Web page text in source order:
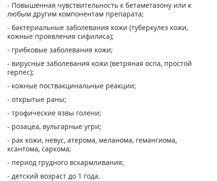
- Повышенная чувствительность к бетаметазону или к
любым другим компонентам препарата;
- бактериальные заболевания кожи (туберкулез кожи,
кожные проявления сифилиса);
- грибковые заболевания кожи;
- вирусные заболевания кожи (ветряная оспа, простой
герпес);
- кожные поствакцинальные реакции;
- открытые раны;
- трофические язвы голени;
- розацеа, вульгарные угри;
- рак кожи, невус, атерома, меланома, гемангиома,
ксантома, саркома;
- период грудного вскармливания;
- детский возраст до 1 года.